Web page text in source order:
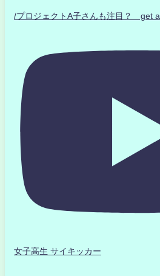
/プロジェクトA子さんも注目？ get
女子高生 サイキッカー